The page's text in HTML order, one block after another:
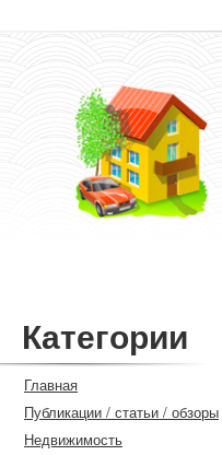
Категории
Главная
Публикации / статьи / обзоры
Недвижимость